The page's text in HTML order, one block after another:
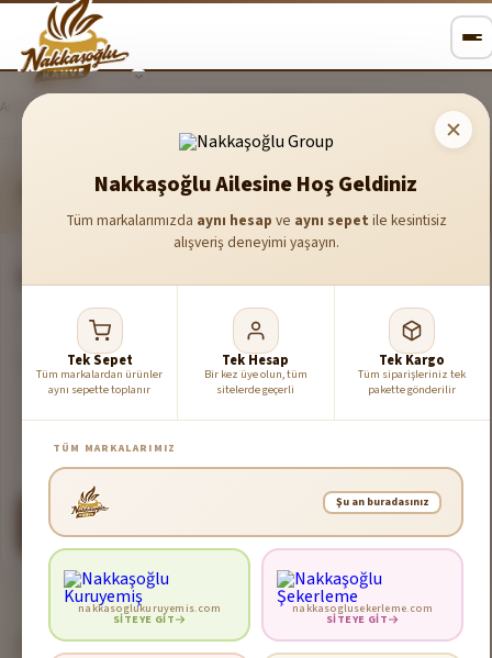
Nakkaşoğlu Ailesine Hoş Geldiniz
Tüm markalarımızda aynı hesap ve aynı sepet ile kesintisiz
alışveriş deneyimi yaşayın.
Tek Sepet
Tüm markalardan ürünler
aynı sepette toplanır
Tek Hesap
Bir kez üye olun, tüm
sitelerde geçerli
Tek Kargo
Tüm siparişleriniz tek
pakette gönderilir
TÜM MARKALARIMIZ
Şu an buradasınız
nakkasoglukuruyemis.com
SITEYE GIT
nakkasoglusekerleme.com
SITEYE GIT
Ana Sayfa
SEYLAN TOMURCUK ÇAY
₺538 1.00 kg
/kg birim fiyat
MIKTAR 1.00
100 g 250 g 500 g 750 g
Daha Fazla Al →
Ürün Açıklaması Ürün Bilgileri